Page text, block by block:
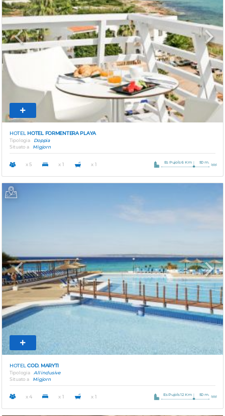
Previous Next
HOTEL HOTEL FORMENTERA PLAYA
Tipologia
Doppia
Situato a
Migjorn
x 5 x 1 x 1 Es Pujols 6 Km 50 m.
Previous Next
HOTELCOD. MARYTI
Tipologia
All inclusive
Situato a
Migjorn
x 4 x 1 x 1 Es Pujols 12 Km 50 m.